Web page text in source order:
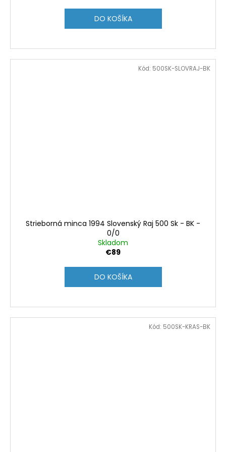
DO KOŠÍKA
Strieborná minca 1994 Slovenský Raj 500 Sk - BK -
0/0
Skladom
€89
DO KOŠÍKA
Kód: 500SK-SLOVRAJ-BK
Kód: 500SK-KRAS-BK